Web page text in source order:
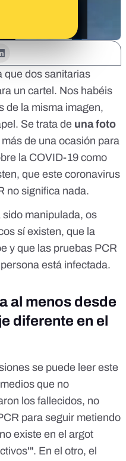
que dos sanitarias
un cartel. Nos habéis
de la misma imagen,
Se trata de una foto
de una ocasión para
la COVID-19 como
que este coronavirus
no significa nada.
manipulada, os
sí existen, que la
y que las pruebas PCR
está infectada.
al menos desde
diferente en el
se puede leer este
que no
los fallecidos, no
para seguir metiendo
existe en el argot
En el otro, el